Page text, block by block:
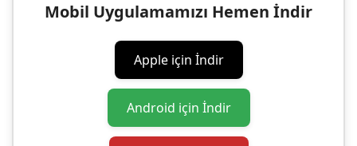
Mobil Uygulamamızı Hemen İndir
Apple için İndir
Android için İndir